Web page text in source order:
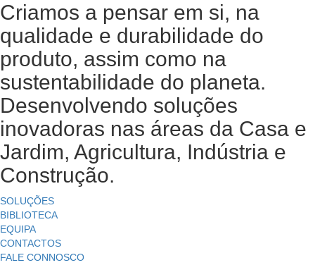
Criamos a pensar em si, na
qualidade e durabilidade do
produto, assim como na
sustentabilidade do planeta.
Desenvolvendo soluções
inovadoras nas áreas da Casa e
Jardim, Agricultura, Indústria e
Construção.
SOLUÇÕES
BIBLIOTECA
EQUIPA
CONTACTOS
FALE CONNOSCO